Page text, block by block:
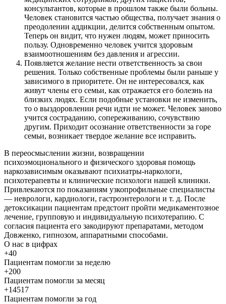
консультантов, которые в прошлом также были больны.
Человек становится частью общества, получает знания о
преодолении аддикции, делится собственным опытом.
Теперь он видит, что нужен людям, может приносить
пользу. Одновременно человек учится здоровым
взаимоотношениям без давления и агрессии.
Появляется желание нести ответственность за свои
решения. Только собственные проблемы были раньше у
зависимого в приоритете. Он не интересовался, как
живут члены его семьи, как отражается его болезнь на
близких людях. Если подобные установки не изменить,
то о выздоровлении речи идти не может. Человек заново
учится состраданию, сопереживанию, сочувствию
другим. Приходит осознание ответственности за горе
семьи, возникает твердое желание все исправить.
В переосмыслении жизни, возвращении
психоэмоционального и физического здоровья помощь
наркозависимым оказывают психиатры-наркологи,
психотерапевты и клинические психологи нашей клиники.
Привлекаются по показаниям узкопрофильные специалисты
— неврологи, кардиологи, гастроэнтерологи и т. д. После
детоксикации пациентам предстоит пройти медикаментозное
лечение, групповую и индивидуальную психотерапию. С
согласия пациента его закодируют препаратами, методом
Довженко, гипнозом, аппаратными способами.
О нас в цифрах
+40
Пациентам помогли за неделю
+200
Пациентам помогли за месяц
+14517
Пациентам помогли за год